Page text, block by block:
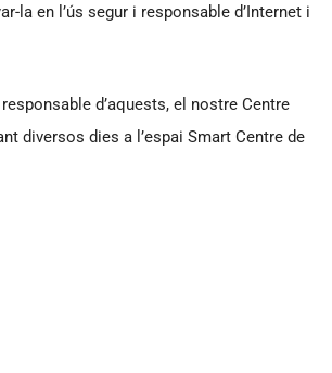
la en l’ús segur i responsable d’Internet i
d’aquests, el nostre Centre
diversos dies a l’espai Smart Centre de